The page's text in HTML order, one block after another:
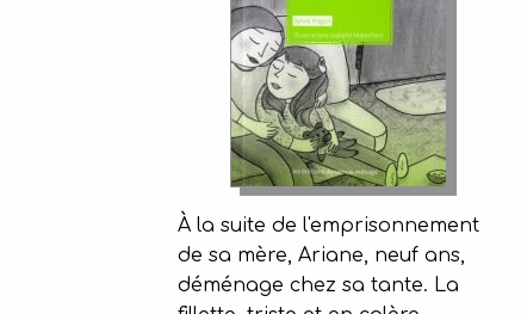
À la suite de l'emprisonnement
de sa mère, Ariane, neuf ans,
déménage chez sa tante. La